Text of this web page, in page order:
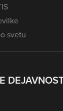
svetu